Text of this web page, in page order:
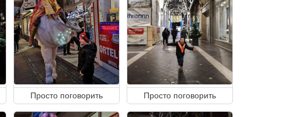
Просто поговорить Просто поговорить